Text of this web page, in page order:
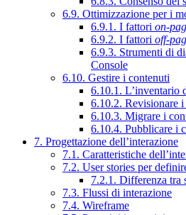
6.9. Ottimizzazione per i
6.9.1. I fattori on-
6.9.2. I fattori off-
6.9.3. Strumenti di
Console
6.10. Gestire i contenuti
6.10.1. L’inventario
6.10.2. Revisionare
6.10.3. Migrare i
6.10.4. Pubblicare i
7. Progettazione dell’interazione
7.1. Caratteristiche
7.2. User stories per
7.2.1. Differenza tra
7.3. Flussi di interazione
7.4. Wireframe